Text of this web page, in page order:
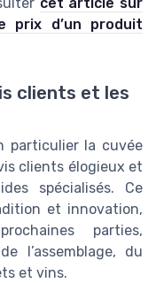
prix d’un produit
clients et les
particulier la cuvée
clients élogieux et
spécialisés. Ce
et innovation,
parties,
l’assemblage, du
et vins.